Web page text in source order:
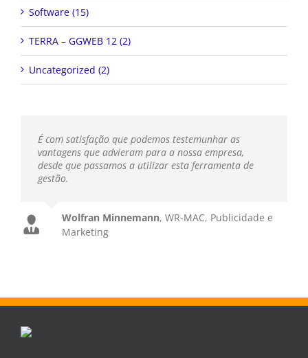
Software (15)
TERRA – GGWEB 12 (2)
Uncategorized (2)
É com satisfação que podemos testemunhar as
vantagens que advieram para a nossa empresa,
desde que passamos a utilizar esta ferramenta de
gestão.
Wolfran Minnemann, WR-MAC, Publicidade e
Marketing